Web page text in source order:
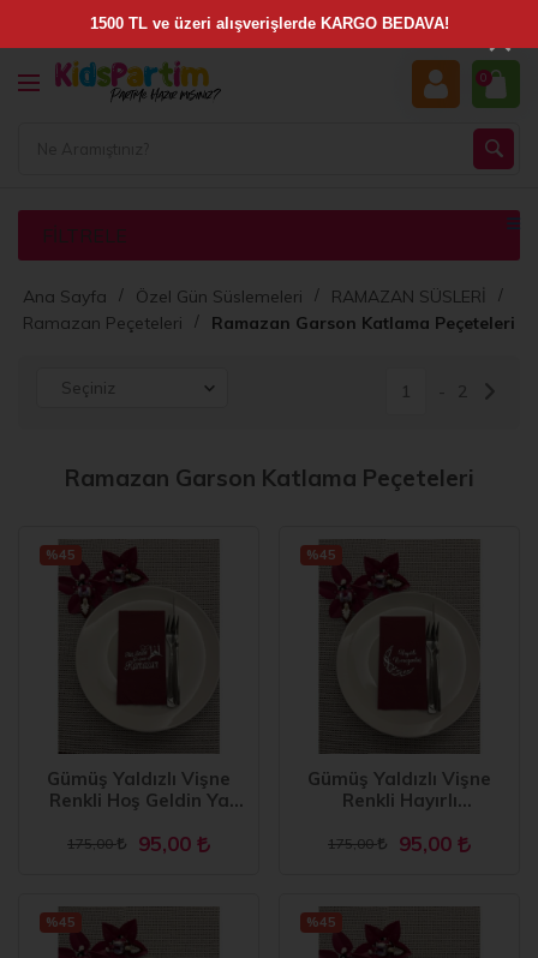
0
FILTRELE
Ana Sayfa Özel Gün Süslemeleri
RAMAZAN SÜSLERİ
Ramazan Peçeteleri
Ramazan Garson Katlama Peçeteleri
1 2
Ramazan Garson Katlama Peçeteleri
Gümüş Yaldızlı Vişne
Renkli Hoş Geldin Ya
16 Adet
175,00 95,00
%45
Gümüş Yaldızlı Vişne
Renkli Hayırlı
Garson Katlama Peçete
175,00 95,00
%45
%45 %45
×